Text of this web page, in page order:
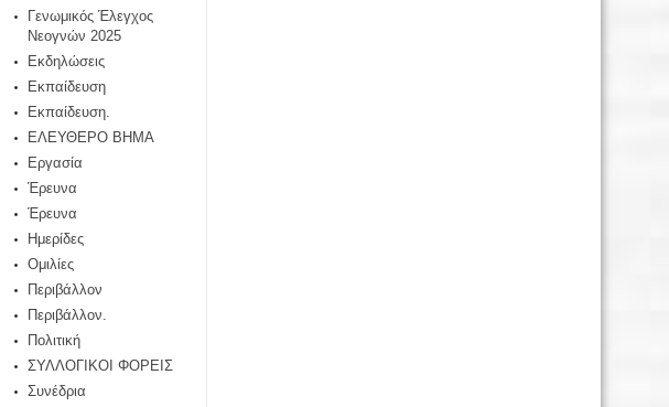
Γενωμικός Έλεγχος
Νεογνών 2025
Εκδηλώσεις
Εκπαίδευση
Εκπαίδευση.
ΕΛΕΥΘΕΡΟ ΒΗΜΑ
Εργασία
Έρευνα
Έρευνα
Ημερίδες
Ομιλίες
Περιβάλλον
Περιβάλλον.
Πολιτική
ΣΥΛΛΟΓΙΚΟΙ ΦΟΡΕΙΣ
Συνέδρια